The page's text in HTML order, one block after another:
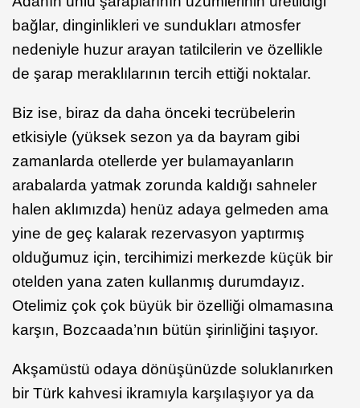
bağlar, dinginlikleri ve sundukları atmosfer
nedeniyle huzur arayan tatilcilerin ve özellikle
de şarap meraklılarının tercih ettiği noktalar.
Biz ise, biraz da daha önceki tecrübelerin
etkisiyle (yüksek sezon ya da bayram gibi
zamanlarda otellerde yer bulamayanların
arabalarda yatmak zorunda kaldığı sahneler
halen aklımızda) henüz adaya gelmeden ama
yine de geç kalarak rezervasyon yaptırmış
olduğumuz için, tercihimizi merkezde küçük bir
otelden yana zaten kullanmış durumdayız.
Otelimiz çok çok büyük bir özelliği olmamasına
karşın, Bozcaada’nın bütün şirinliğini taşıyor.
Akşamüstü odaya dönüşünüzde soluklanırken
bir Türk kahvesi ikramıyla karşılaşıyor ya da